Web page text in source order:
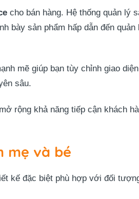
cho bán hàng. Hệ thống quản lý
bày sản phẩm hấp dẫn đến
mẽ giúp bạn tùy chỉnh giao
sâu.
mở rộng khả năng tiếp cận khách
mẹ và bé
kế đặc biệt phù hợp với đối